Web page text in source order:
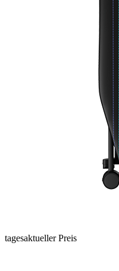
tagesaktueller Preis